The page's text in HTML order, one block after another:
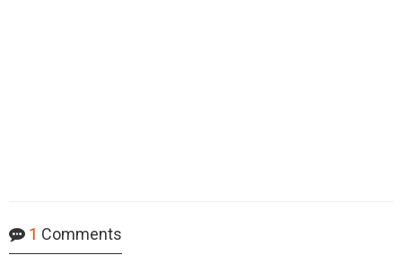
1 Comments